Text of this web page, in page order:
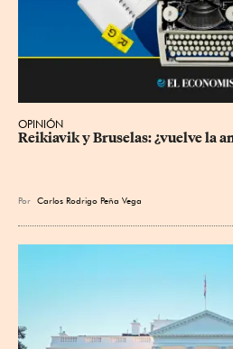
OPINIÓN
Reikiavik y Bruselas: ¿vuelve la
Por Carlos Rodrigo Peña Vega